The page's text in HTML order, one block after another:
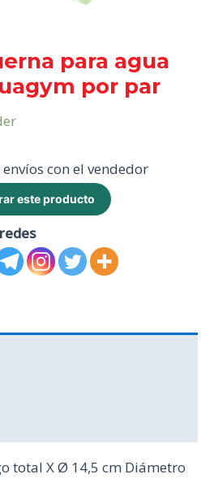
para agua
por par
con el vendedor
este producto
total X Ø 14,5 cm Diámetro